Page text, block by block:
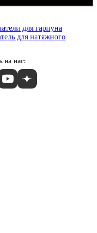
для гарпуна
для натяжного
на нас: